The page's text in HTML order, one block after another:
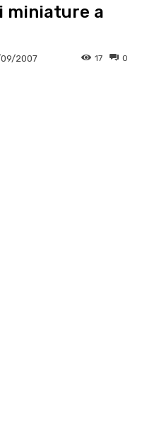
miniature a
09/2007 0
17